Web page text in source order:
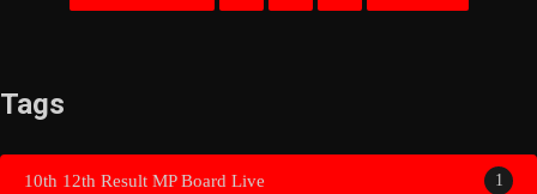
Tags
10th 12th Result MP Board Live 1